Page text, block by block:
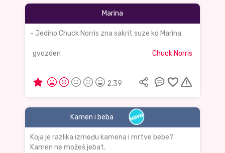
Marina
- Jedino Chuck Norris zna sakrit suze ko Marina.
gvozden Chuck Norris
2,39
Kamen i beba
Koja je razlika između kamena i mrtve bebe?
Kamen ne možeš jebat.